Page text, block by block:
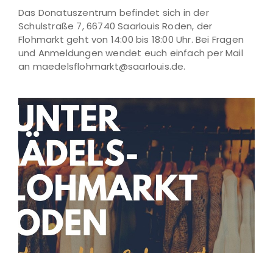
Das Donatuszentrum befindet sich in der
Schulstraße 7, 66740 Saarlouis Roden, der
Flohmarkt geht von 14:00 bis 18:00 Uhr. Bei Fragen
und Anmeldungen wendet euch einfach per Mail
an maedelsflohmarkt@saarlouis.de.